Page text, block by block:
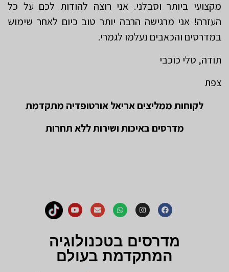
מקצועי ביותר וסבלני. אני רוצה להודות לכם על כל
העזרה! אני מרגישה הרבה יותר טוב כיום לאחר שימוש
במדרסים והכאבים נעלמו לגמרי.
תודה, טלי כוכבי
צפת
לקוחות ממליצים אריאל אורטופדיה מתקדמת
מדרסים באיכות ושירות ללא תחרות
מדרסים בטכנולוגיה
המתקדמת בעולם